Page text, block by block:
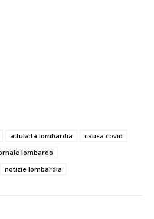
attulaità lombardia
causa covid
lombardo
notizie lombardia